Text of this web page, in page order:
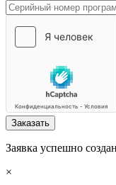
Заказать
Заявка успешно
×